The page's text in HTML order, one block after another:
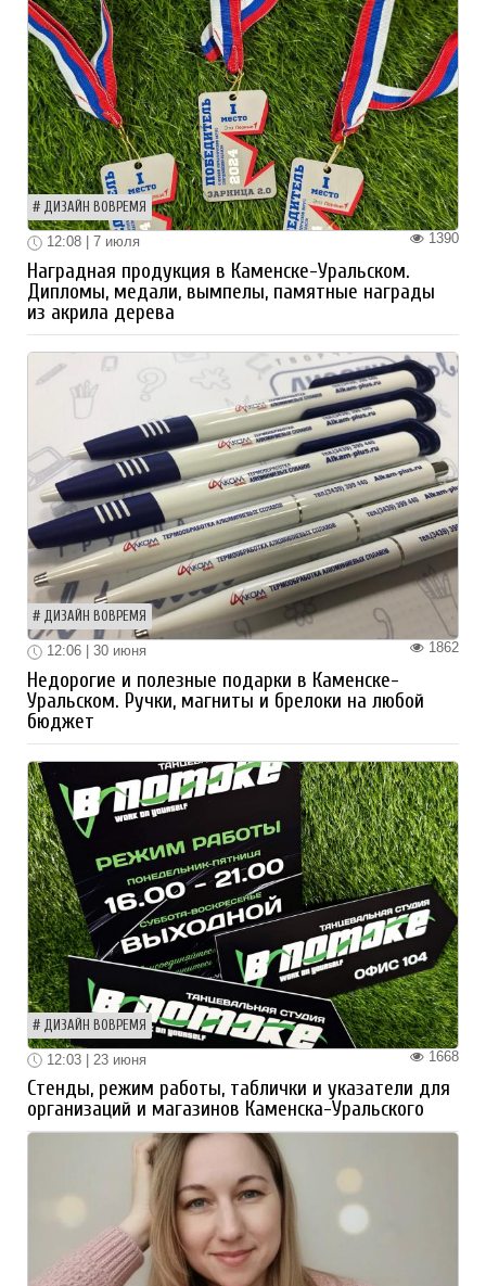
ДИЗАЙН ВОВРЕМЯ
1390
12:08 | 7 июля
Наградная продукция в Каменске-Уральском.
Дипломы, медали, вымпелы, памятные награды
из акрила дерева
ДИЗАЙН ВОВРЕМЯ
1862
12:06 | 30 июня
Недорогие и полезные подарки в Каменске-
Уральском. Ручки, магниты и брелоки на любой
бюджет
ДИЗАЙН ВОВРЕМЯ
1668
12:03 | 23 июня
Стенды, режим работы, таблички и указатели для
организаций и магазинов Каменска-Уральского